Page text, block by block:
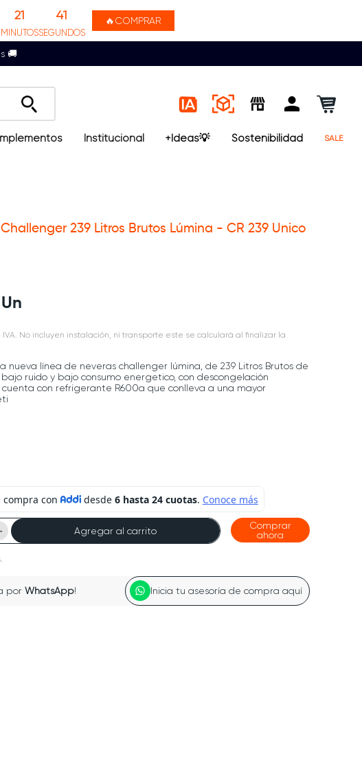
21
MINUTOS
41
SEGUNDOS
🔥COMPRAR
🚚
Institucional +Ideas💡 Sostenibilidad SALE
239 Litros Brutos Lúmina - CR 239 Unico
Un
IVA. No incluyen instalación, ni transporte este se calculará al finalizar la
nueva línea de neveras challenger lúmina, de 239 Litros Brutos de
ruido y bajo consumo energetico, con descongelación
con refrigerante R600a que conlleva a una mayor
Agregar al carrito
Comprar
ahora
por WhatsApp! Inicia tu asesoría de compra aquí